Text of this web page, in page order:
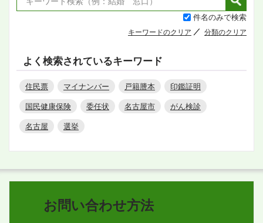
件名のみで検索
キーワードのクリア 分類のクリア
よく検索されているキーワード
住民票 マイナンバー 戸籍謄本
印鑑証明
国民健康保険
委任状 名古屋市
がん検診
名古屋
選挙
お問い合わせ方法